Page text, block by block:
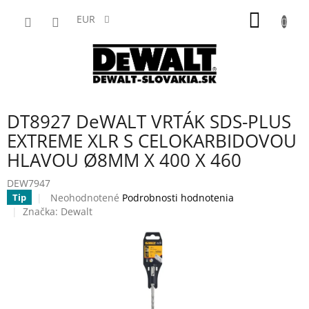
EUR
DT8927 DeWALT VRTÁK SDS-PLUS
EXTREME XLR S CELOKARBIDOVOU
HLAVOU Ø8MM X 400 X 460
DEW7947
Tip
Priemerné
hodnotenie
Neohodnotené Podrobnosti hodnotenia
Značka: Dewalt